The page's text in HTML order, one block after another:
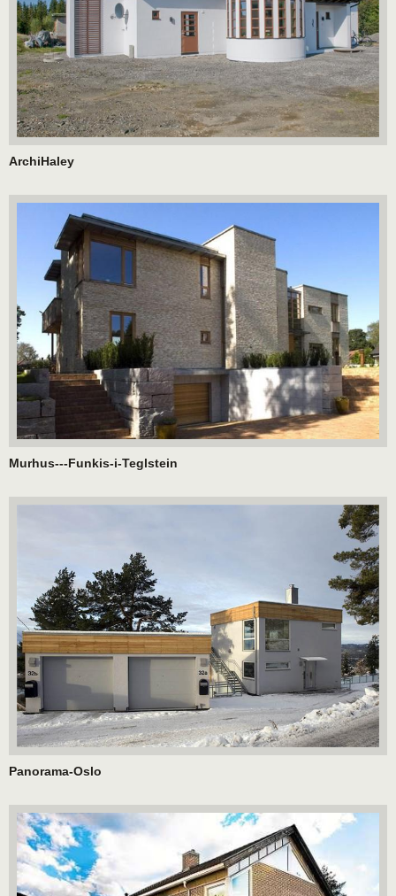
ArchiHaley
Murhus---Funkis-i-Teglstein
Panorama-Oslo